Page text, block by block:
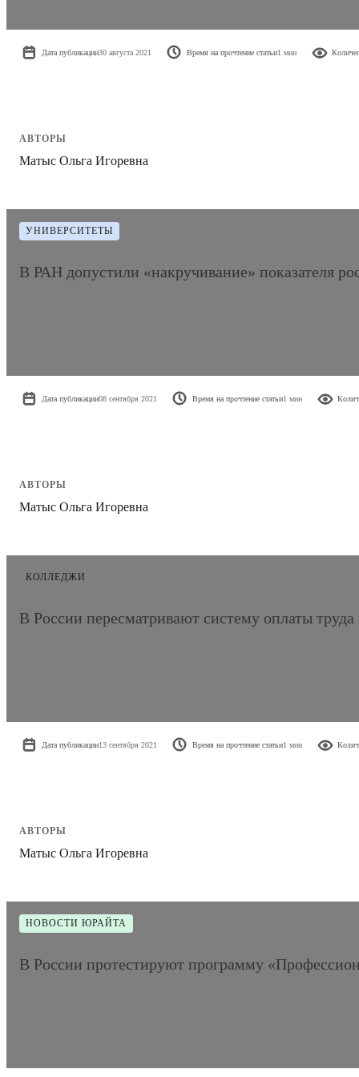
Дата публикации30 августа 2021 Время на прочтение статьи1 мин
АВТОРЫ
Матыс Ольга Игоревна
УНИВЕРСИТЕТЫ
В РАН допустили «накручивание» показателя
Дата публикации08 сентября 2021 Время на прочтение статьи1 мин
АВТОРЫ
Матыс Ольга Игоревна
КОЛЛЕДЖИ
В России пересматривают систему оплаты труда
Дата публикации13 сентября 2021 Время на прочтение статьи1 мин
АВТОРЫ
Матыс Ольга Игоревна
НОВОСТИ ЮРАЙТА
В России протестируют программу